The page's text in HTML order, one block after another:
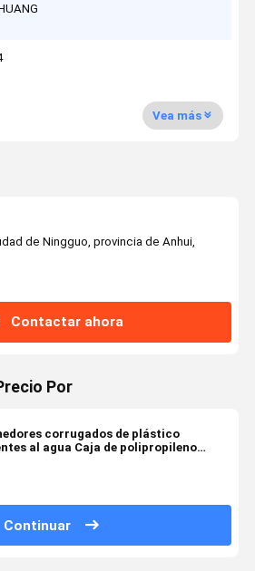
Vea más
de Ningguo, provincia de Anhui,
Contactar ahora
Por
corrugados de plástico
al agua Caja de polipropileno
Continuar